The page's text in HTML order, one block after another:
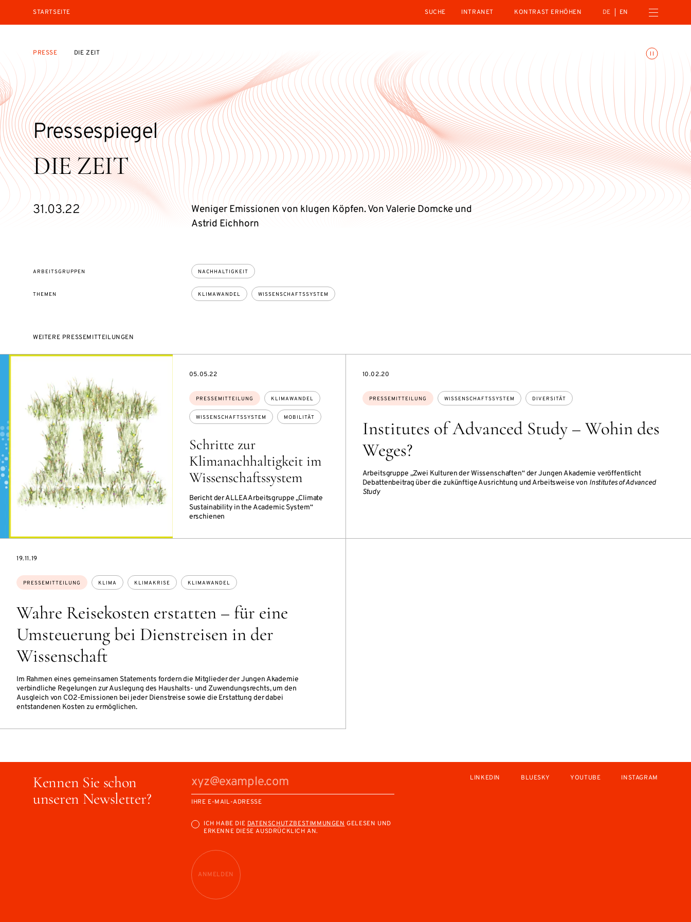
STARTSEITE
INTRANET
KONTRAST ERHÖHEN DE EN Menü öffnen
Animationen umschalten
PRESSE DIE ZEIT
DIE ZEIT
Pressespiegel
31.03.22
Weniger Emissionen von klugen Köpfen. Von Valerie Domcke und
Astrid Eichhorn
ARBEITSGRUPPEN NACHHALTIGKEIT
THEMEN KLIMAWANDEL WISSENSCHAFTSSYSTEM
WEITERE PRESSEMITTEILUNGEN
Schritte zur
Klimanachhaltigkeit im
Wissenschaftssystem
Bericht der ALLEA Arbeitsgruppe „Climate
Sustainability in the Academic System“
erschienen
Themen:
PRESSEMITTEILUNG KLIMAWANDEL
WISSENSCHAFTSSYSTEM MOBILITÄT
DATE
05.05.22
Institutes of Advanced Study – Wohin des
Weges?
Arbeitsgruppe „Zwei Kulturen der Wissenschaften“ der Jungen Akademie veröffentlicht
Debattenbeitrag über die zukünftige Ausrichtung und Arbeitsweise von Institutes of Advanced
Study
Themen:
PRESSEMITTEILUNG WISSENSCHAFTSSYSTEM DIVERSITÄT
DATE
10.02.20
Wahre Reisekosten erstatten – für eine
Umsteuerung bei Dienstreisen in der
Wissenschaft
Im Rahmen eines gemeinsamen Statements fordern die Mitglieder der Jungen Akademie
verbindliche Regelungen zur Auslegung des Haushalts- und Zuwendungsrechts, um den
Ausgleich von CO2-Emissionen bei jeder Dienstreise sowie die Erstattung der dabei
entstandenen Kosten zu ermöglichen.
Themen:
PRESSEMITTEILUNG KLIMA KLIMAKRISE KLIMAWANDEL
DATE
19.11.19
Kennen Sie schon
unseren Newsletter?
IHRE E-MAIL-ADRESSE
ICH HABE DIEDATENSCHUTZBESTIMMUNGENGELESEN UND
ERKENNE DIESE AUSDRÜCKLICH AN.
ANMELDEN
LINKEDIN BLUESKY YOUTUBE INSTAGRAM